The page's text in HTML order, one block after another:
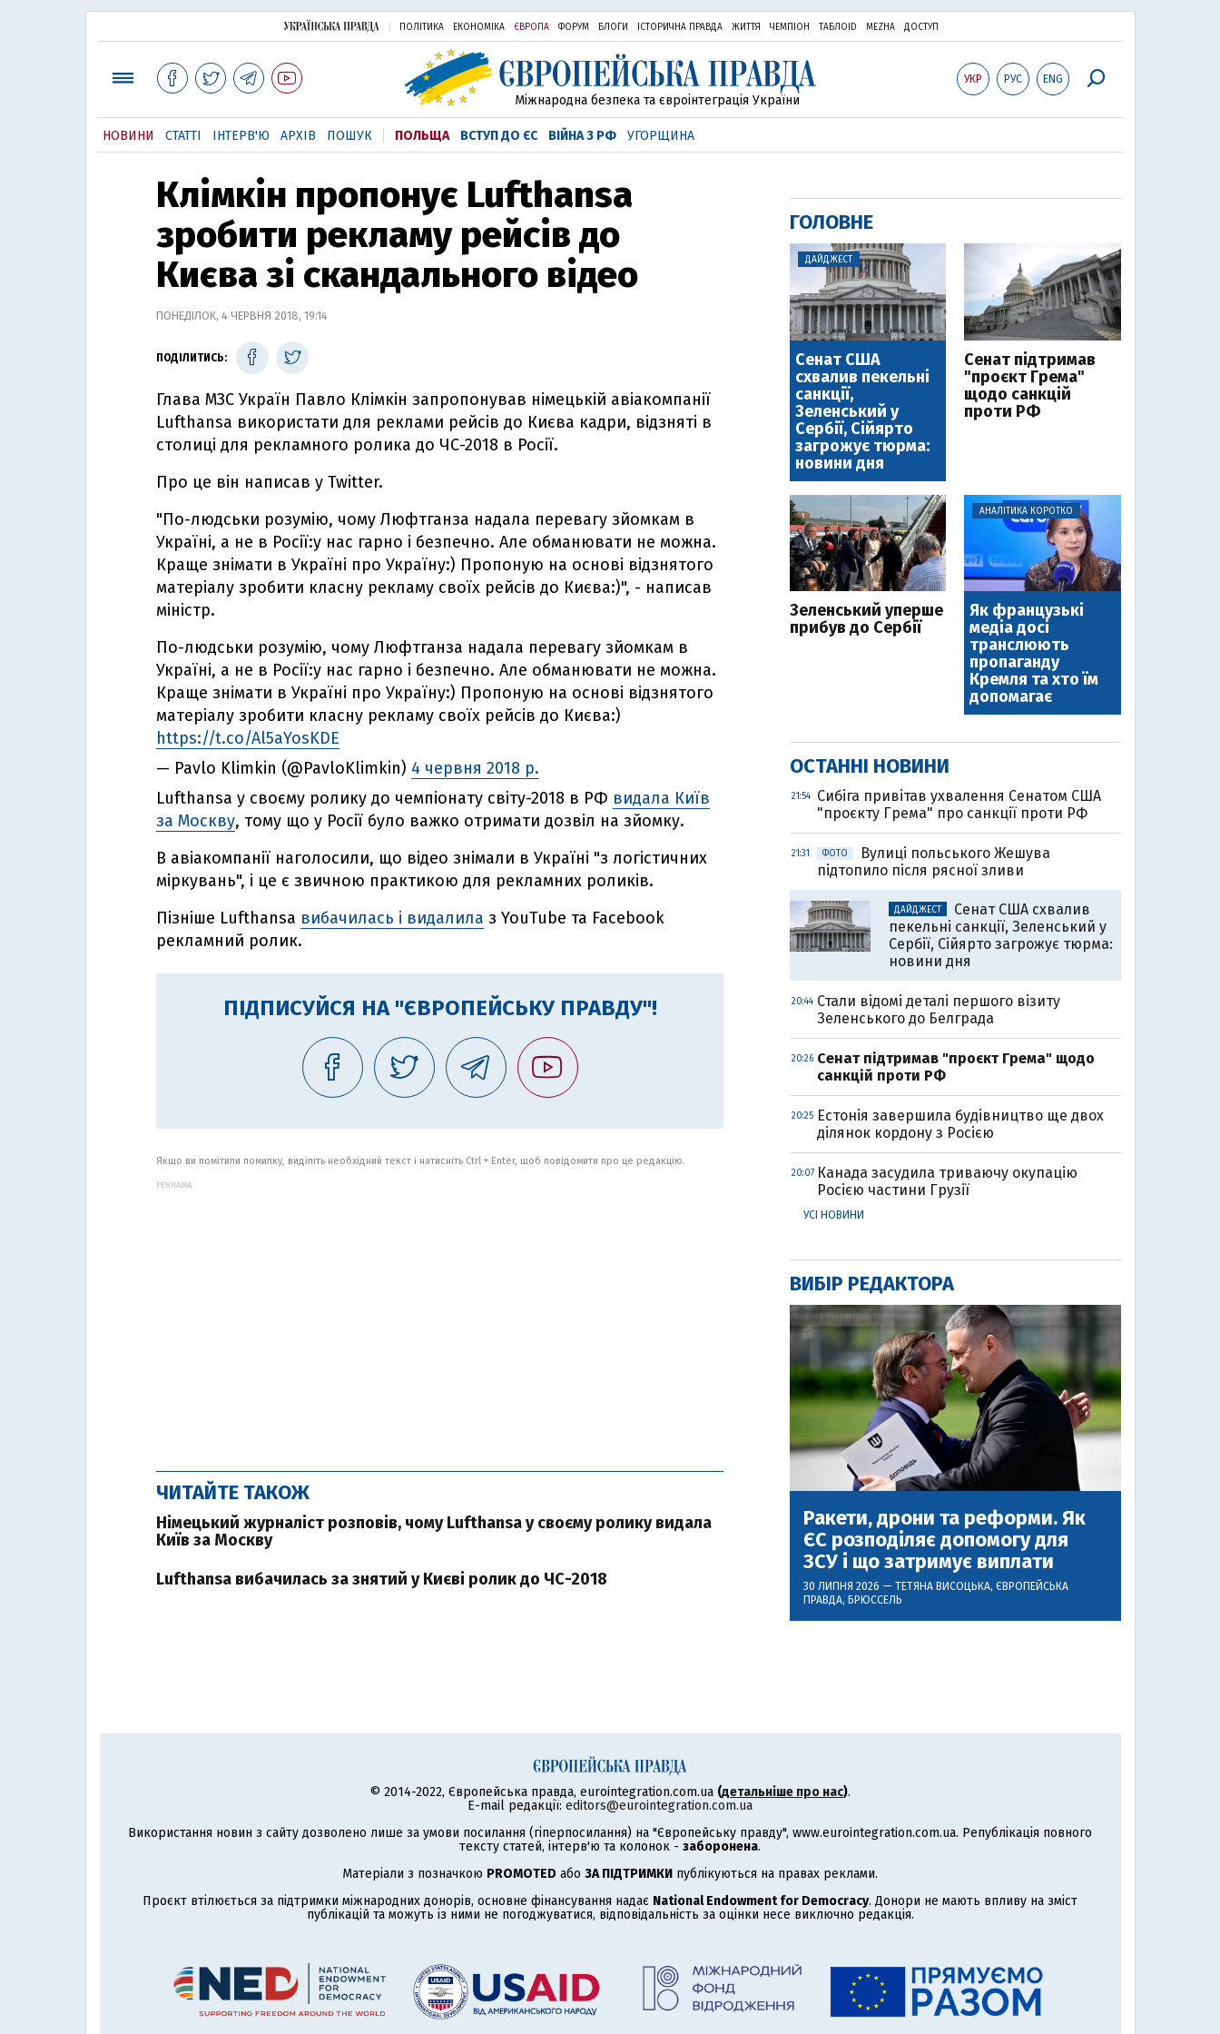
ПОЛІТИКА ЕКОНОМІКА ЄВРОПА ФОРУМ БЛОГИ ІСТОРИЧНА ПРАВДА ЖИТТЯ ЧЕМПІОН ТАБЛОID MEZHA ДОСТУП
УКР РУС ENG
Міжнародна безпека та євроінтеграція України
НОВИНИ СТАТТІ ІНТЕРВ'Ю АРХІВ ПОШУК ПОЛЬЩА ВСТУП ДО ЄС ВІЙНА З РФ УГОРЩИНА
Клімкін пропонує Lufthansa
зробити рекламу рейсів до
Києва зі скандального відео
ПОНЕДІЛОК, 4 ЧЕРВНЯ 2018, 19:14
ПОДІЛИТИСЬ:
Глава МЗС Україн Павло Клімкін запропонував німецькій авіакомпанії
Lufthansa використати для реклами рейсів до Києва кадри, відзняті в
столиці для рекламного ролика до ЧС-2018 в Росії.
Про це він написав у Twitter.
"По-людськи розумію, чому Люфтганза надала перевагу зйомкам в
Україні, а не в Росії:у нас гарно і безпечно. Але обманювати не можна.
Краще знімати в Україні про Україну:) Пропоную на основі відзнятого
матеріалу зробити класну рекламу своїх рейсів до Києва:)", - написав
міністр.
По-людськи розумію, чому Люфтганза надала перевагу зйомкам в
Україні, а не в Росії:у нас гарно і безпечно. Але обманювати не можна.
Краще знімати в Україні про Україну:) Пропоную на основі відзнятого
матеріалу зробити класну рекламу своїх рейсів до Києва:)
https://t.co/Al5aYosKDE
— Pavlo Klimkin (@PavloKlimkin) 4 червня 2018 р.
Lufthansa у своєму ролику до чемпіонату світу-2018 в РФ видала Київ
за Москву, тому що у Росії було важко отримати дозвіл на зйомку.
В авіакомпанії наголосили, що відео знімали в Україні "з логістичних
міркувань", і це є звичною практикою для рекламних роликів.
Пізніше Lufthansa вибачилась і видалила з YouTube та Facebook
рекламний ролик.
ПІДПИСУЙСЯ НА "ЄВРОПЕЙСЬКУ ПРАВДУ"!
Якщо ви помітили помилку, виділіть необхідний текст і натисніть Ctrl + Enter, щоб повідомити про це редакцію.
РЕКЛАМА:
ЧИТАЙТЕ ТАКОЖ
Німецький журналіст розповів, чому Lufthansa у своєму ролику видала
Київ за Москву
Lufthansa вибачилась за знятий у Києві ролик до ЧС-2018
ГОЛОВНЕ
ДАЙДЖЕСТ
Сенат США
схвалив пекельні
санкції,
Зеленський у
Сербії, Сійярто
загрожує тюрма:
новини дня
Cенат підтримав
"проєкт Грема"
щодо санкцій
проти РФ
Зеленський уперше
прибув до Сербії
АНАЛІТИКА КОРОТКО
Як французькі
медіа досі
транслюють
пропаганду
Кремля та хто їм
допомагає
ОСТАННІ НОВИНИ
21:54
Cибіга привітав ухвалення Сенатом США
"проєкту Грема" про санкції проти РФ
21:31 ФОТО
Вулиці польського Жешува
підтопило після рясної зливи
ДАЙДЖЕСТ
Сенат США схвалив
пекельні санкції, Зеленський у
Сербії, Сійярто загрожує тюрма:
новини дня
20:44 Стали відомі деталі першого візиту
Зеленського до Белграда
20:26 Cенат підтримав "проєкт Грема" щодо
санкцій проти РФ
20:25
Естонія завершила будівництво ще двох
ділянок кордону з Росією
20:07 Канада засудила триваючу окупацію
Росією частини Грузії
УСІ НОВИНИ
ВИБІР РЕДАКТОРА
Ракети, дрони та реформи. Як
ЄС розподіляє допомогу для
ЗСУ і що затримує виплати
30 ЛИПНЯ 2026 — ТЕТЯНА ВИСОЦЬКА, ЄВРОПЕЙСЬКА
ПРАВДА, БРЮССЕЛЬ
© 2014-2022, Європейська правда, eurointegration.com.ua (детальніше про нас).
E-mail редакції: editors@eurointegration.com.ua
Використання новин з сайту дозволено лише за умови посилання (гіперпосилання) на "Європейську правду", www.eurointegration.com.ua. Републікація повного
тексту статей, інтерв'ю та колонок - заборонена.
Матеріали з позначкою PROMOTED або ЗА ПІДТРИМКИ публікуються на правах реклами.
Проєкт втілюється за підтримки міжнародних донорів, основне фінансування надає National Endowment for Democracy. Донори не мають впливу на зміст
публікацій та можуть із ними не погоджуватися, відповідальність за оцінки несе виключно редакція.